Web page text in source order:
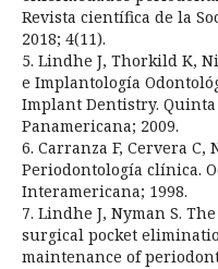
Revista científica de la
2018; 4(11).
5. Lindhe J, Thorkild K,
e Implantología
Implant Dentistry. Quinta
Panamericana; 2009.
6. Carranza F, Cervera C,
Periodontología clínica.
Interamericana; 1998.
7. Lindhe J, Nyman S.
surgical pocket
maintenance of